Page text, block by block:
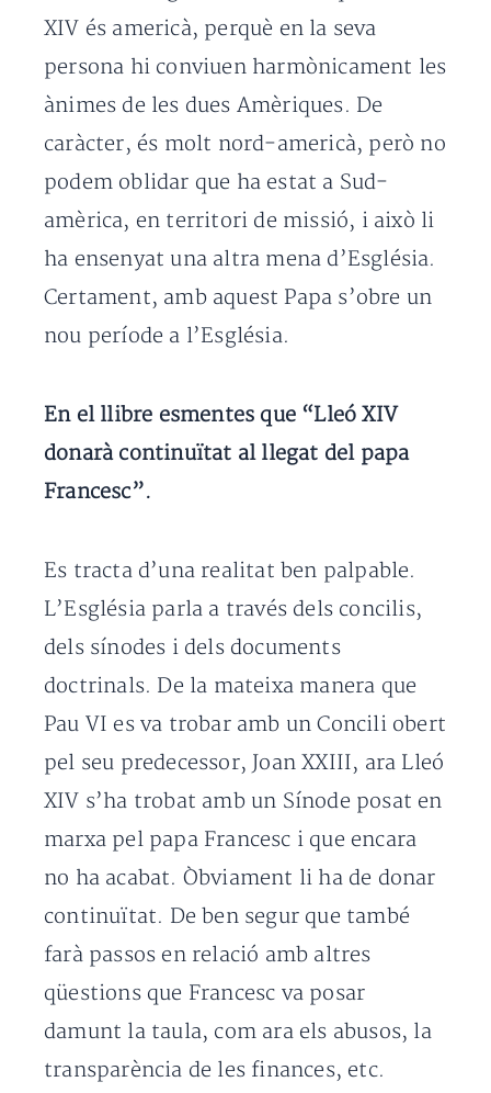
XIV és americà, perquè en la seva
persona hi conviuen harmònicament les
ànimes de les dues Amèriques. De
caràcter, és molt nord-americà, però no
podem oblidar que ha estat a Sud-
amèrica, en territori de missió, i això li
ha ensenyat una altra mena d’Església.
Certament, amb aquest Papa s’obre un
nou període a l’Església.
En el llibre esmentes que “Lleó XIV
donarà continuïtat al llegat del papa
Francesc”.
Es tracta d’una realitat ben palpable.
L’Església parla a través dels concilis,
dels sínodes i dels documents
doctrinals. De la mateixa manera que
Pau VI es va trobar amb un Concili obert
pel seu predecessor, Joan XXIII, ara Lleó
XIV s’ha trobat amb un Sínode posat en
marxa pel papa Francesc i que encara
no ha acabat. Òbviament li ha de donar
continuïtat. De ben segur que també
farà passos en relació amb altres
qüestions que Francesc va posar
damunt la taula, com ara els abusos, la
transparència de les finances, etc.